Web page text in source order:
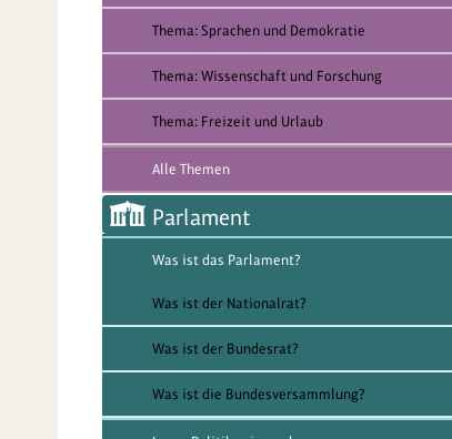
Thema: Sprachen und Demokratie
Thema: Wissenschaft und Forschung
Thema: Freizeit und Urlaub
Alle Themen
Parlament
Was ist das Parlament?
Was ist der Nationalrat?
Was ist der Bundesrat?
Was ist die Bundesversammlung?